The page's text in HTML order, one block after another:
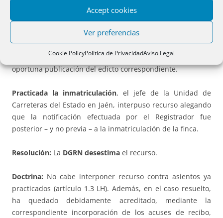
Accept cookies
Ver preferencias
Cookie PolicyPolítica de PrivacidadAviso Legal
de dicha finca, el inicio del expediente de la
representación gráfica que se pretendía inscribir. Al no
recibir alegación alguna, se practicó la inmatriculación. A
continuación, se practicaron las oportunas notificaciones a
los colindantes de la finca inmatriculada, así como la
oportuna publicación del edicto correspondiente.
Practicada la inmatriculación, el jefe de la Unidad de
Carreteras del Estado en Jaén, interpuso recurso alegando
que la notificación efectuada por el Registrador fue
posterior – y no previa – a la inmatriculación de la finca.
Resolución: La DGRN desestima el recurso.
Doctrina: No cabe interponer recurso contra asientos ya
practicados (artículo 1.3 LH). Además, en el caso resuelto,
ha quedado debidamente acreditado, mediante la
correspondiente incorporación de los acuses de recibo,